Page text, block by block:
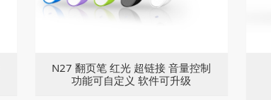
N27 翻页笔 红光 超链接 音量控制
功能可自定义 软件可升级